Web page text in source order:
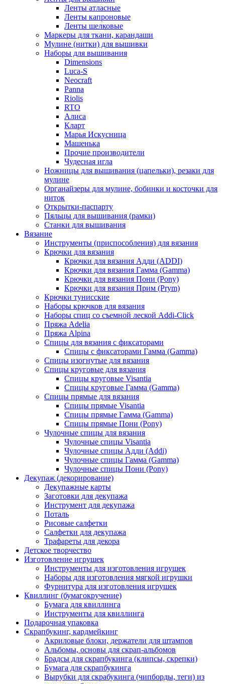
Ленты атласные
Ленты капроновые
Ленты шелковые
Маркеры для ткани, карандаши
Мулине (нитки) для вышивки
Наборы для вышивания
Dimensions
Luca-S
Neocraft
Panna
Riolis
RTO
Алиса
Кларт
Марья Искусница
Машенька
Прочие производители
Чудесная игла
Ножницы для вышивания (цапельки), резаки для
мулине
Органайзеры для мулине, бобинки и косточки для
ниток
Открытки-паспарту
Пяльцы для вышивания (рамки)
Станки для вышивания
Вязание
Инструменты (приспособления) для вязания
Крючки для вязания
Крючки для вязания Адди (ADDI)
Крючки для вязания Гамма (Gamma)
Крючки для вязания Пони (Pony)
Крючки для вязания Прим (Prym)
Крючки тунисские
Наборы крючков для вязания
Наборы спиц со съемной леской Addi-Click
Пряжа Adelia
Пряжа Alpina
Спицы для вязания с фиксаторами
Спицы с фиксаторами Гамма (Gamma)
Спицы изогнутые для вязания
Спицы круговые для вязания
Спицы круговые Visantia
Спицы круговые Гамма (Gamma)
Спицы прямые для вязания
Спицы прямые Visantia
Спицы прямые Гамма (Gamma)
Спицы прямые Пони (Pony)
Чулочные спицы для вязания
Чулочные спицы Visantia
Чулочные спицы Адди (Addi)
Чулочные спицы Гамма (Gamma)
Чулочные спицы Пони (Pony)
Декупаж (декорирование)
Декупажные карты
Заготовки для декупажа
Инструмент для декупажа
Поталь
Рисовые салфетки
Салфетки для декупажа
Трафареты для декора
Детское творчество
Изготовление игрушек
Инструменты для изготовления игрушек
Наборы для изготовления мягкой игрушки
Фурнитура для изготовления игрушек
Квиллинг (бумагокручение)
Бумага для квиллинга
Инструменты для квиллинга
Подарочная упаковка
Скрапбукинг, кардмейкинг
Акриловые блоки, держатели для штампов
Альбомы, основы для скрап-альбомов
Брадсы для скрапбукинга (клипсы, скрепки)
Бумага для скрапбукинга
Вырубки для скрабукинга (чипборды, теги) из